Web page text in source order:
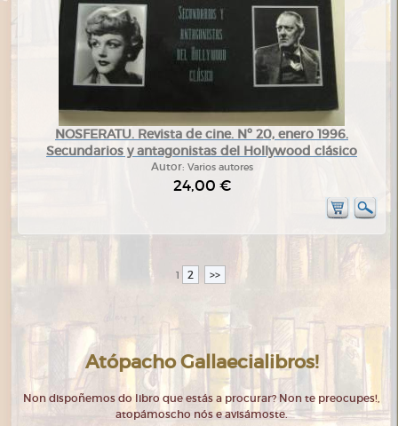
NOSFERATU. Revista de cine. Nº 20, enero 1996.
Secundarios y antagonistas del Hollywood clásico
Autor: Varios autores
24,00 €
1 2 >>
Atópacho Gallaecialibros!
Non dispoñemos do libro que estás a procurar? Non te preocupes!,
atopámoscho nós e avisámoste.